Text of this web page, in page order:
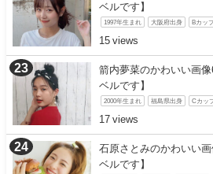
ベルです】
1997年生まれ 大阪府出身 Bカッ
15
箭内夢菜のかわいい画
ベルです】
2000年生まれ 福島県出身 Cカッ
17
石原さとみのかわいい
ベルです】